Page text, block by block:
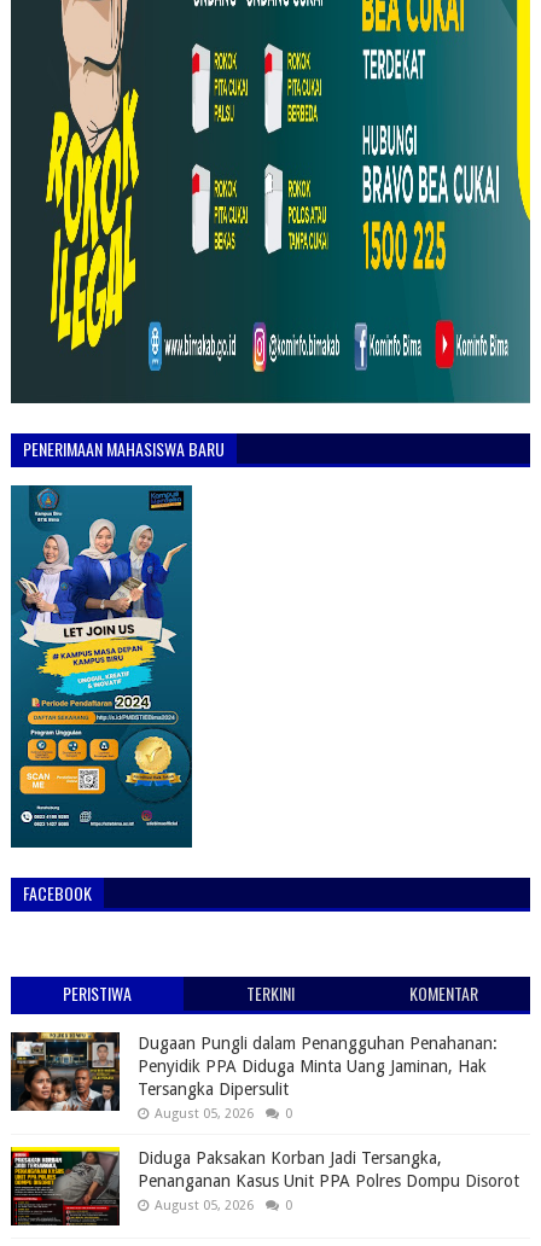
PENERIMAAN MAHASISWA BARU
FACEBOOK
PERISTIWA TERKINI KOMENTAR
Dugaan Pungli dalam Penangguhan Penahanan:
Penyidik PPA Diduga Minta Uang Jaminan, Hak
Tersangka Dipersulit
August 05, 2026 0
Diduga Paksakan Korban Jadi Tersangka,
Penanganan Kasus Unit PPA Polres Dompu Disorot
August 05, 2026 0